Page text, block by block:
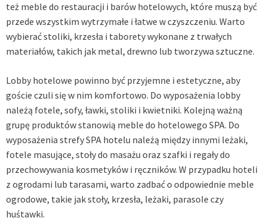
też meble do restauracji i barów hotelowych, które muszą być
przede wszystkim wytrzymałe i łatwe w czyszczeniu. Warto
wybierać stoliki, krzesła i taborety wykonane z trwałych
materiałów, takich jak metal, drewno lub tworzywa sztuczne.
Lobby hotelowe powinno być przyjemne i estetyczne, aby
goście czuli się w nim komfortowo. Do wyposażenia lobby
należą fotele, sofy, ławki, stoliki i kwietniki. Kolejną ważną
grupę produktów stanowią meble do hotelowego SPA. Do
wyposażenia strefy SPA hotelu należą między innymi leżaki,
fotele masujące, stoły do masażu oraz szafki i regały do
przechowywania kosmetyków i ręczników. W przypadku hoteli
z ogrodami lub tarasami, warto zadbać o odpowiednie meble
ogrodowe, takie jak stoły, krzesła, leżaki, parasole czy
huśtawki.